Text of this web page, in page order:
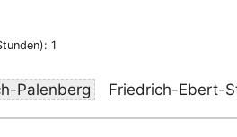
1
Palenberg Friedrich-Ebert-